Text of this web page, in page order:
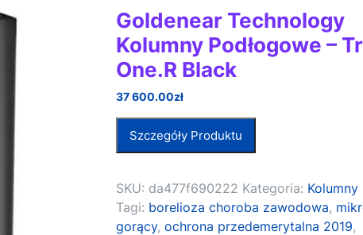
Goldenear Technology
Kolumny Podłogowe –
One.R Black
37 600.00zł
Szczegóły Produktu
SKU: da477f690222 Kategoria: Kolumny
Tagi: borelioza choroba zawodowa,
gorący,ochrona przedemerytalna 2019,